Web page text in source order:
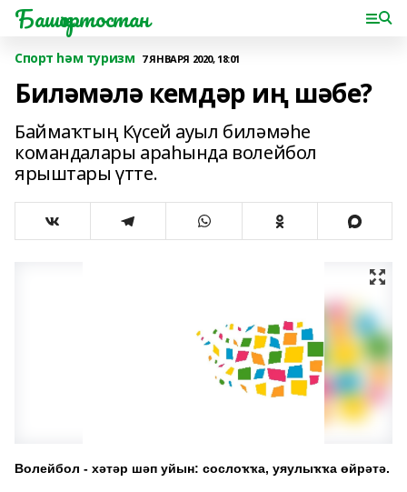
Башҡортостан
Спорт һәм туризм 7 ЯНВАРЯ 2020, 18:01
Биләмәлә кемдәр иң шәбе?
Баймаҡтың Күсей ауыл биләмәһе
командалары араһында волейбол
ярыштары үтте.
Волейбол - хәтәр шәп уйын: сослоҡҡа, уяулыҡҡа өйрәтә.